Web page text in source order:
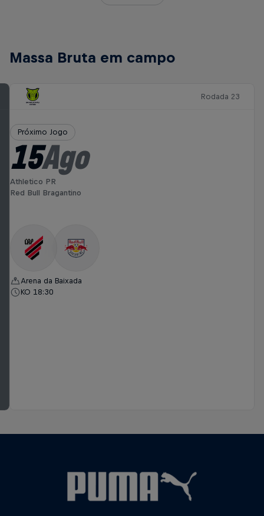
Massa Bruta em campo
Rodada 23
Próximo Jogo
15Ago
Athletico PR
Red Bull Bragantino
Arena da Baixada
KO 18:30